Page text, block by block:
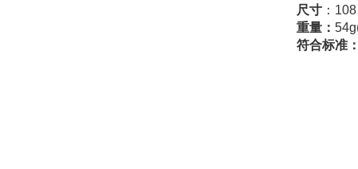
尺寸 ：
重量：
符合标准